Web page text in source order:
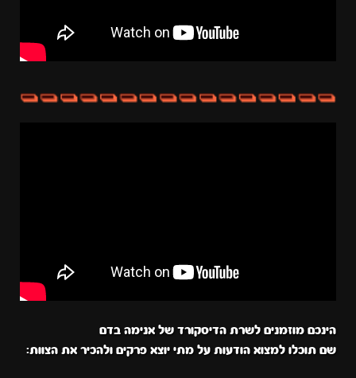
הינכם מוזמנים לשרת הדיסקורד של אנימה בדם
שם תוכלו למצוא הודעות על מתי יוצא פרקים ולהכיר את הצוות: